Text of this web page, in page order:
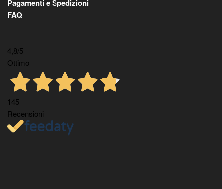
Pagamenti e Spedizioni
FAQ
4,8/5
Ottimo
145
Recensioni